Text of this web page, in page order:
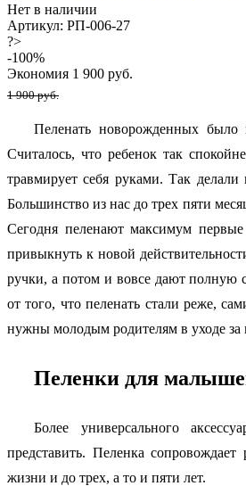
Нет в наличии
Артикул: РП-006-27
?>
-100%
Экономия 1 900 руб.
1 900 руб.
Пеленать новорожденных было
Считалось, что ребенок так
травмирует себя руками. Так
Большинство из нас до трех пяти
Сегодня пеленают максимум
привыкнуть к новой
ручки, а потом и вовсе дают полную
от того, что пеленать стали реже,
нужны молодым родителям в уходе
Пеленки для
Более универсального
представить. Пеленка
жизни и до трех, а то и пяти лет.